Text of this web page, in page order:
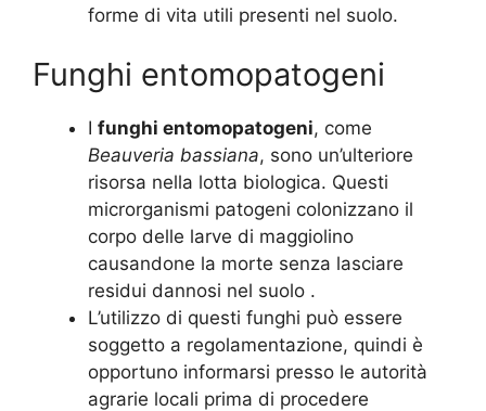
forme di vita utili presenti nel suolo.
Funghi entomopatogeni
I funghi entomopatogeni, come
Beauveria bassiana, sono un’ulteriore
risorsa nella lotta biologica. Questi
microrganismi patogeni colonizzano il
corpo delle larve di maggiolino
causandone la morte senza lasciare
residui dannosi nel suolo .
L’utilizzo di questi funghi può essere
soggetto a regolamentazione, quindi è
opportuno informarsi presso le autorità
agrarie locali prima di procedere